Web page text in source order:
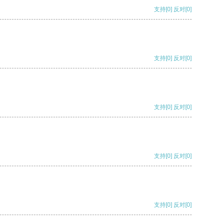
支持[0] 反对[0]
支持[0] 反对[0]
支持[0] 反对[0]
支持[0] 反对[0]
支持[0] 反对[0]